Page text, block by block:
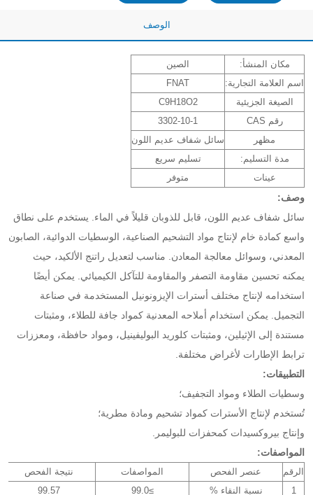
الوصف
مكان المنشأ:
الصين
اسم العلامة التجارية:
FNAT
الصيغة الجزيئية
C9H18O2
رقم CAS
3302-10-1
مظهر
سائل شفاف عديم اللون
مدة التسليم:
تسليم سريع
عينات
متوفر
وصف:
سائل شفاف عديم اللون، قابل للذوبان قليلاً في الماء. يستخدم على نطاق
واسع كمادة خام لإنتاج مواد التشحيم الصناعية، الوسطيات الدوائية، الصابون
المعدني، وسوائل معالجة المعادن. مناسب لتعديل راتنج الألكيد، حيث
يمكنه تحسين مقاومة التصفر والمقاومة للتآكل الكيميائي. يمكن أيضًا
استخدامه لإنتاج مختلف أسترات الإيزونونيل المستخدمة في صناعة
التجميل. يمكن استخدام أملاحه المعدنية كمواد جافة للطلاء، ومثبتات
مستندة إلى الإثيلين، ومثبتات كلوريد البوليفينيل، ومواد حافظة، ومعززات
ترابط الإطارات لأغراض مختلفة.
التطبيقات:
وسطيات الطلاء ومواد التجفيف؛
تُستخدم لإنتاج الأسترات كمواد تشحيم ومادة مطرية؛
وإنتاج بيروكسيدات كمحفزات للبوليمر.
المواصفات:
الرقم عنصر الفحص المواصفات
نتيجة الفحص
1
نسبة النقاء % ≥99.0
99.57